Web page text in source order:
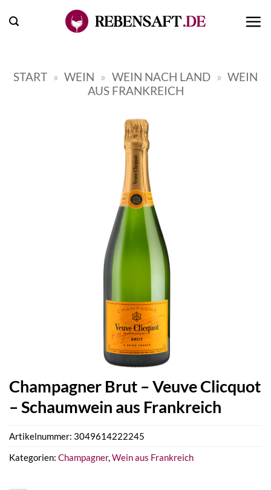
Inhalt
START » WEIN » WEIN NACH LAND » WEIN
AUS FRANKREICH
Champagner Brut – Veuve Clicquot
– Schaumwein aus Frankreich
Artikelnummer: 3049614222245
Kategorien: Champagner,Wein aus Frankreich